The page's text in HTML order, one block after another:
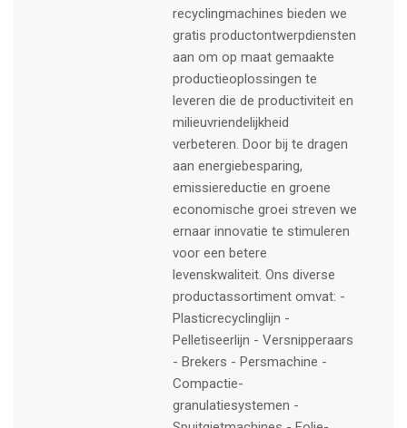
recyclingmachines bieden we
gratis productontwerpdiensten
aan om op maat gemaakte
productieoplossingen te
leveren die de productiviteit en
milieuvriendelijkheid
verbeteren. Door bij te dragen
aan energiebesparing,
emissiereductie en groene
economische groei streven we
ernaar innovatie te stimuleren
voor een betere
levenskwaliteit. Ons diverse
productassortiment omvat: -
Plasticrecyclinglijn -
Pelletiseerlijn - Versnipperaars
- Brekers - Persmachine -
Compactie-
granulatiesystemen -